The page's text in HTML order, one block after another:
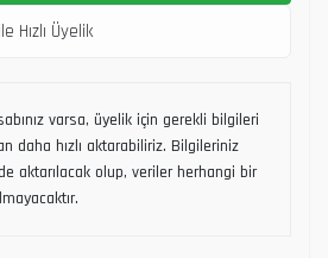
Hızlı Üyelik
varsa, üyelik için gerekli bilgileri
daha hızlı aktarabiliriz. Bilgileriniz
aktarılacak olup, veriler herhangi bir